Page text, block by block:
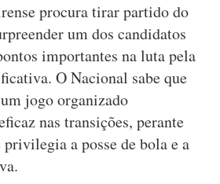
procura tirar partido do
um dos candidatos
importantes na luta pela
O Nacional sabe que
jogo organizado
nas transições, perante
a posse de bola e a